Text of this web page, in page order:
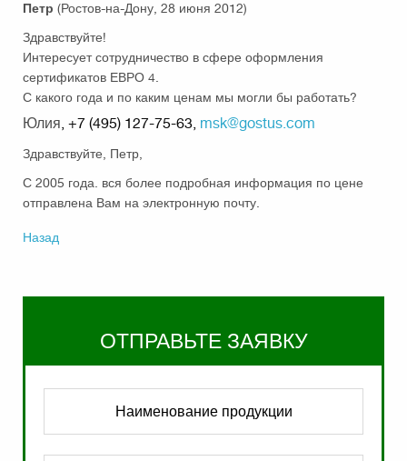
Петр (Ростов-на-Дону, 28 июня 2012)
Здравствуйте!
Интересует сотрудничество в сфере оформления
сертификатов ЕВРО 4.
С какого года и по каким ценам мы могли бы работать?
Юлия, +7 (495) 127-75-63, msk@gostus.com
Здравствуйте, Петр,
С 2005 года. вся более подробная информация по цене
отправлена Вам на электронную почту.
Назад
ОТПРАВЬТЕ ЗАЯВКУ